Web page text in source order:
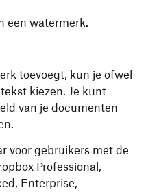
een watermerk.
toevoegt, kun je ofwel
kiezen. Je kunt
van je documenten
voor gebruikers met de
Professional,
Enterprise,